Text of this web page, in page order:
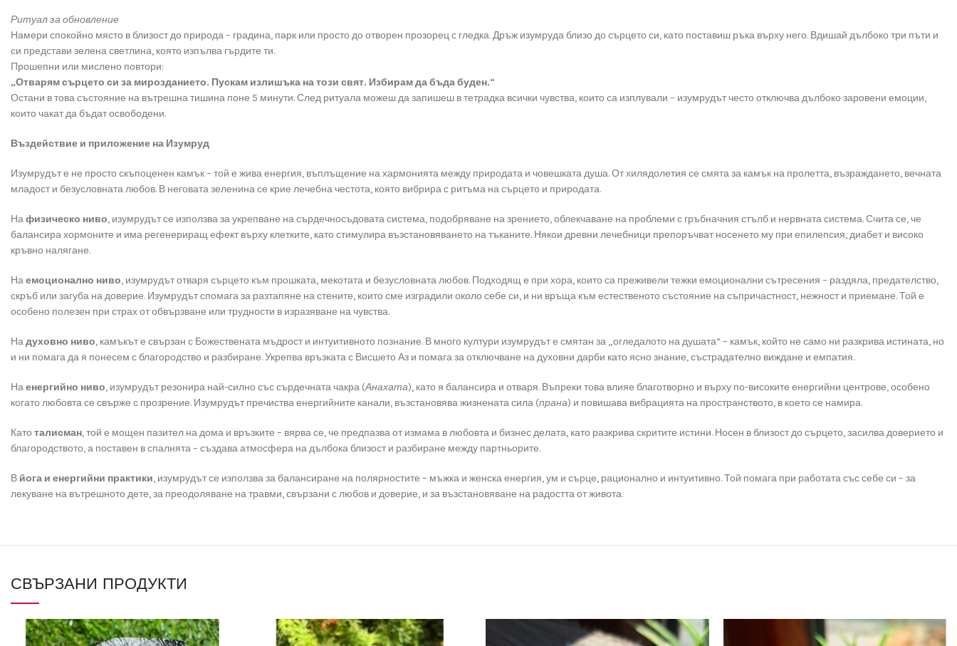
Ритуал за обновление
Намери спокойно място в близост до природа – градина, парк или просто до отворен прозорец с гледка. Дръж изумруда близо до сърцето си, като поставиш ръка върху него. Вдишай дълбоко три пъти и
си представи зелена светлина, която изпълва гърдите ти.
Прошепни или мислено повтори:
„Отварям сърцето си за мирозданието. Пускам излишъка на този свят. Избирам да бъда буден.“
Остани в това състояние на вътрешна тишина поне 5 минути. След ритуала можеш да запишеш в тетрадка всички чувства, които са изплували – изумрудът често отключва дълбоко заровени емоции,
които чакат да бъдат освободени.
Въздействие и приложение на Изумруд
Изумрудът е не просто скъпоценен камък – той е жива енергия, въплъщение на хармонията между природата и човешката душа. От хилядолетия се смята за камък на пролетта, възраждането, вечната
младост и безусловната любов. В неговата зеленина се крие лечебна честота, която вибрира с ритъма на сърцето и природата.
Нафизическо ниво, изумрудът се използва за укрепване на сърдечносъдовата система, подобряване на зрението, облекчаване на проблеми с гръбначния стълб и нервната система. Счита се, че
балансира хормоните и има регенериращ ефект върху клетките, като стимулира възстановяването на тъканите. Някои древни лечебници препоръчват носенето му при епилепсия, диабет и високо
кръвно налягане.
Наемоционално ниво, изумрудът отваря сърцето към прошката, мекотата и безусловната любов. Подходящ е при хора, които са преживели тежки емоционални сътресения – раздяла, предателство,
скръб или загуба на доверие. Изумрудът спомага за разтапяне на стените, които сме изградили около себе си, и ни връща към естественото състояние на съпричастност, нежност и приемане. Той е
особено полезен при страх от обвързване или трудности в изразяване на чувства.
Надуховно ниво, камъкът е свързан с Божествената мъдрост и интуитивното познание. В много култури изумрудът е смятан за „огледалото на душата“ – камък, който не само ни разкрива истината, но
и ни помага да я понесем с благородство и разбиране. Укрепва връзката с Висшето Аз и помага за отключване на духовни дарби като ясно знание, състрадателно виждане и емпатия.
Наенергийно ниво, изумрудът резонира най-силно със сърдечната чакра (Анахата), като я балансира и отваря. Въпреки това влияе благотворно и върху по-високите енергийни центрове, особено
когато любовта се свърже с прозрение. Изумрудът пречиства енергийните канали, възстановява жизнената сила (прана) и повишава вибрацията на пространството, в което се намира.
Като талисман, той е мощен пазител на дома и връзките – вярва се, че предпазва от измама в любовта и бизнес делата, като разкрива скритите истини. Носен в близост до сърцето, засилва доверието и
благородството, а поставен в спалнята – създава атмосфера на дълбока близост и разбиране между партньорите.
В йога и енергийни практики, изумрудът се използва за балансиране на полярностите – мъжка и женска енергия, ум и сърце, рационално и интуитивно. Той помага при работата със себе си – за
лекуване на вътрешното дете, за преодоляване на травми, свързани с любов и доверие, и за възстановяване на радостта от живота.
СВЪРЗАНИ ПРОДУКТИ